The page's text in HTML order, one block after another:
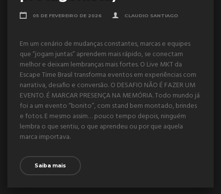
05 DE FEVEREIRO DE 2026 CLAUDIO SANTIAGO
Em um cenário de mudanças constantes, marcas e equipes
que “jogam juntas” aprendem mais rápido, se conectam
melhor e deixam lembranças mais fortes. O Live MKT da
Escape Time Brasil transforma eventos em experiências com
narrativa, desafio e conversão. O DESAFIO NÃO É FAZER UM
EVENTO. É MARCAR PRESENÇA NA MEMÓRIA. Todo mundo já
foi a um evento “bonito”, com stand bem montado, brindes
e fotos. E mesmo assim… pouco tempo depois, ninguém
lembra o que sentiu, o que aprendeu ou por que aquela
marca importava.
Saiba mais